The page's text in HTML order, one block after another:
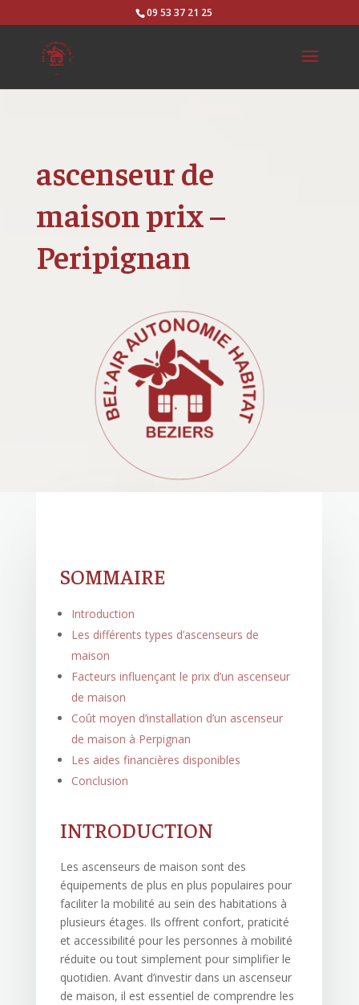
09 53 37 21 25
ascenseur de
maison prix –
Peripignan
SOMMAIRE
Introduction
Les différents types d’ascenseurs de
maison
Facteurs influençant le prix d’un ascenseur
de maison
Coût moyen d’installation d’un ascenseur
de maison à Perpignan
Les aides financières disponibles
Conclusion
INTRODUCTION
Les ascenseurs de maison sont des
équipements de plus en plus populaires pour
faciliter la mobilité au sein des habitations à
plusieurs étages. Ils offrent confort, praticité
et accessibilité pour les personnes à mobilité
réduite ou tout simplement pour simplifier le
quotidien. Avant d’investir dans un ascenseur
de maison, il est essentiel de comprendre les